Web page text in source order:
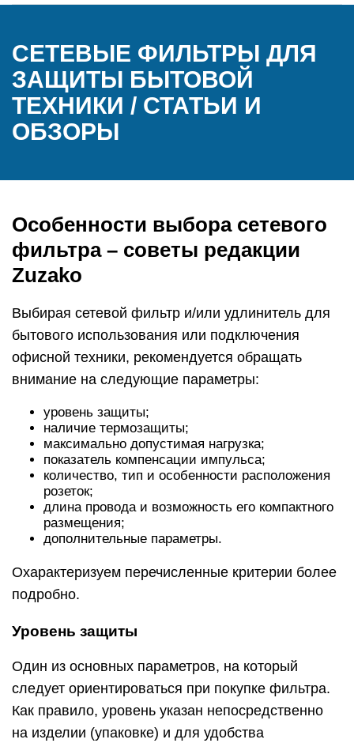
СЕТЕВЫЕ ФИЛЬТРЫ ДЛЯ
ЗАЩИТЫ БЫТОВОЙ
ТЕХНИКИ / СТАТЬИ И
ОБЗОРЫ
Особенности выбора сетевого
фильтра – советы редакции
Zuzako
Выбирая сетевой фильтр и/или удлинитель для
бытового использования или подключения
офисной техники, рекомендуется обращать
внимание на следующие параметры:
уровень защиты;
наличие термозащиты;
максимально допустимая нагрузка;
показатель компенсации импульса;
количество, тип и особенности расположения
розеток;
длина провода и возможность его компактного
размещения;
дополнительные параметры.
Охарактеризуем перечисленные критерии более
подробно.
Уровень защиты
Один из основных параметров, на который
следует ориентироваться при покупке фильтра.
Как правило, уровень указан непосредственно
на изделии (упаковке) и для удобства